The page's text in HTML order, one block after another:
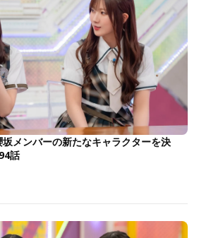
メンバーの新たなキャラクターを決
話